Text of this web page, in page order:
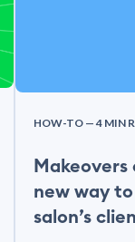
HOW-TO — 4 MIN
Makeovers
new way
salon’s